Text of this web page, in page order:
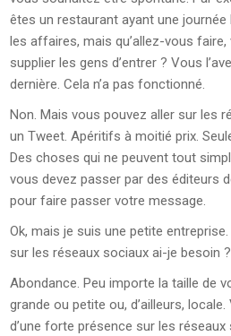
êtes un restaurant ayant une
les affaires, mais qu’allez-vous
supplier les gens d’entrer ? Vous
dernière. Cela n’a pas fonctionné.
Non. Mais vous pouvez aller sur les
un Tweet. Apéritifs à moitié prix.
Des choses qui ne peuvent tout
vous devez passer par des éditeurs
pour faire passer votre message.
Ok, mais je suis une petite
sur les réseaux sociaux ai-je besoin ?
Abondance. Peu importe la taille de
grande ou petite ou, d’ailleurs,
d’une forte présence sur les réseaux